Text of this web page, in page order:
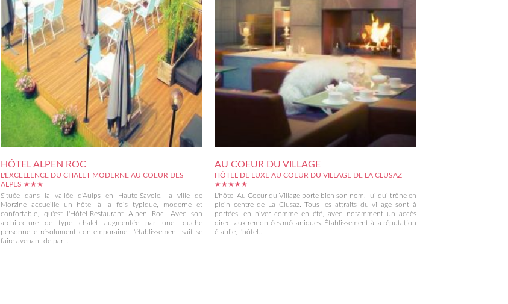
HÔTEL ALPEN ROC
L'EXCELLENCE DU CHALET MODERNE AU COEUR DES
ALPES ★★★
Située dans la vallée d'Aulps en Haute-Savoie, la ville de
Morzine accueille un hôtel à la fois typique, moderne et
confortable, qu'est l'Hôtel-Restaurant Alpen Roc. Avec son
architecture de type chalet augmentée par une touche
personnelle résolument contemporaine, l'établissement sait se
faire avenant de par...
AU COEUR DU VILLAGE
HÔTEL DE LUXE AU COEUR DU VILLAGE DE LA CLUSAZ
★★★★★
L'hôtel Au Coeur du Village porte bien son nom, lui qui trône en
plein centre de La Clusaz. Tous les attraits du village sont à
portées, en hiver comme en été, avec notamment un accès
direct aux remontées mécaniques. Établissement à la réputation
établie, l'hôtel...